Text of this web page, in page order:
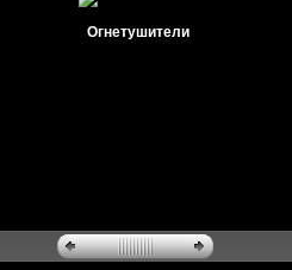
Огнетушители